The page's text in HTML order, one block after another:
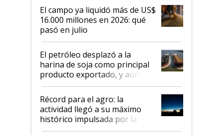
El campo ya liquidó más de US$
16.000 millones en 2026: qué
pasó en julio
El petróleo desplazó a la
harina de soja como principal
producto exportado, y aún así
el agro aportó casi seis de cada
diez dólares y sostuvo el
liderazgo en un semestre
récord
Récord para el agro: la
actividad llegó a su máximo
histórico impulsada por la
cosecha y las exportaciones